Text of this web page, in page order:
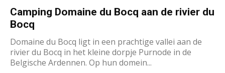
Camping Domaine du Bocq aan de rivier du
Bocq
Domaine du Bocq ligt in een prachtige vallei aan de
rivier du Bocq in het kleine dorpje Purnode in de
Belgische Ardennen. Op hun domein...